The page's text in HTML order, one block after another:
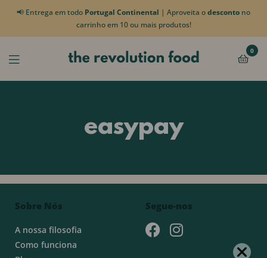
📢 Entrega em todo Portugal Continental | Aproveita odesconto no
carrinho em 10 ou mais produtos!
0
easypay
Sobre Nós
A nossa filosofia
Como funciona
Segue-nos